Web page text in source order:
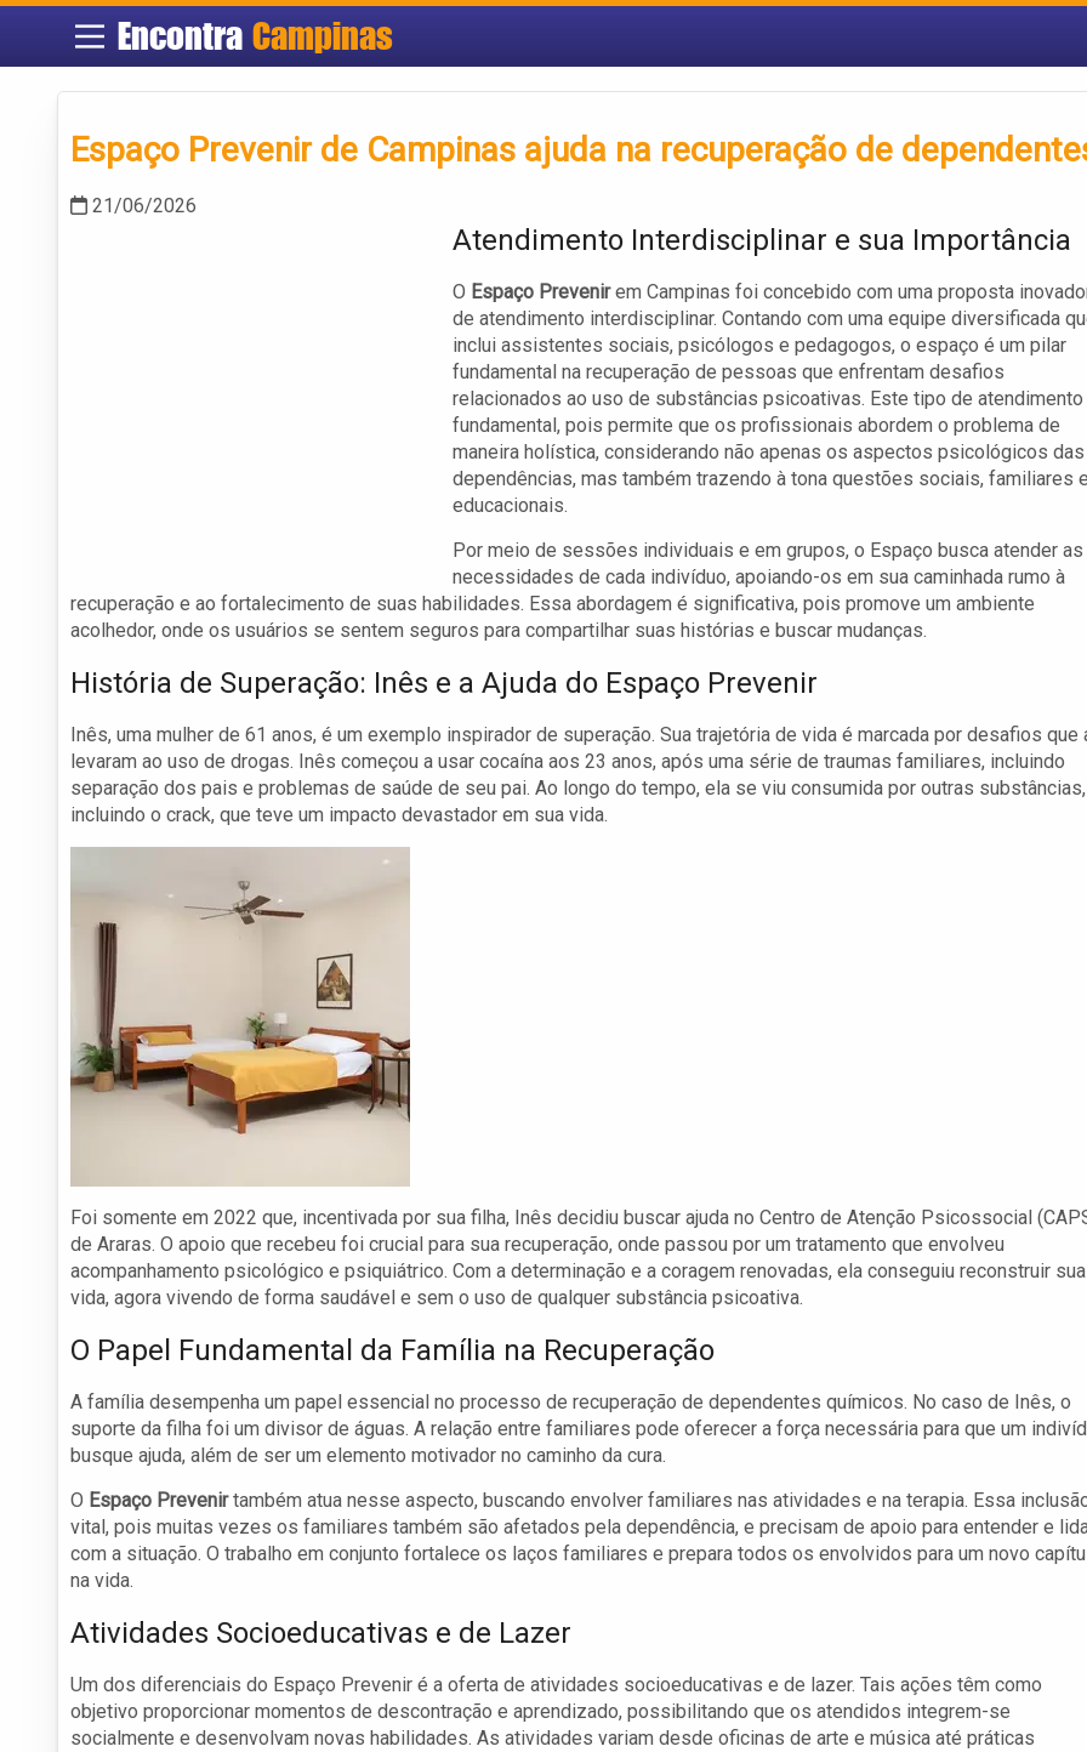
EncontraCampinas
Espaço Prevenir de Campinas ajuda na recuperação de
21/06/2026
Atendimento Interdisciplinar e sua Importância
O Espaço Prevenirem Campinas foi concebido com uma proposta
de atendimento interdisciplinar. Contando com uma equipe diversificada
inclui assistentes sociais, psicólogos e pedagogos, o espaço é um pilar
fundamental na recuperação de pessoas que enfrentam desafios
relacionados ao uso de substâncias psicoativas. Este tipo de atendimento
fundamental, pois permite que os profissionais abordem o problema de
maneira holística, considerando não apenas os aspectos psicológicos das
dependências, mas também trazendo à tona questões sociais, familiares
educacionais.
Por meio de sessões individuais e em grupos, o Espaço busca atender as
necessidades de cada indivíduo, apoiando-os em sua caminhada rumo à
recuperação e ao fortalecimento de suas habilidades. Essa abordagem é significativa, pois promove um ambiente
acolhedor, onde os usuários se sentem seguros para compartilhar suas histórias e buscar mudanças.
História de Superação: Inês e a Ajuda do Espaço Prevenir
Inês, uma mulher de 61 anos, é um exemplo inspirador de superação. Sua trajetória de vida é marcada por desafios que
levaram ao uso de drogas. Inês começou a usar cocaína aos 23 anos, após uma série de traumas familiares, incluindo
separação dos pais e problemas de saúde de seu pai. Ao longo do tempo, ela se viu consumida por outras substâncias,
incluindo o crack, que teve um impacto devastador em sua vida.
Foi somente em 2022 que, incentivada por sua filha, Inês decidiu buscar ajuda no Centro de Atenção Psicossocial
de Araras. O apoio que recebeu foi crucial para sua recuperação, onde passou por um tratamento que envolveu
acompanhamento psicológico e psiquiátrico. Com a determinação e a coragem renovadas, ela conseguiu reconstruir sua
vida, agora vivendo de forma saudável e sem o uso de qualquer substância psicoativa.
O Papel Fundamental da Família na Recuperação
A família desempenha um papel essencial no processo de recuperação de dependentes químicos. No caso de Inês, o
suporte da filha foi um divisor de águas. A relação entre familiares pode oferecer a força necessária para que um
busque ajuda, além de ser um elemento motivador no caminho da cura.
O Espaço Prevenirtambém atua nesse aspecto, buscando envolver familiares nas atividades e na terapia. Essa
vital, pois muitas vezes os familiares também são afetados pela dependência, e precisam de apoio para entender e
com a situação. O trabalho em conjunto fortalece os laços familiares e prepara todos os envolvidos para um novo
na vida.
Atividades Socioeducativas e de Lazer
Um dos diferenciais do Espaço Prevenir é a oferta de atividades socioeducativas e de lazer. Tais ações têm como
objetivo proporcionar momentos de descontração e aprendizado, possibilitando que os atendidos integrem-se
socialmente e desenvolvam novas habilidades. As atividades variam desde oficinas de arte e música até práticas